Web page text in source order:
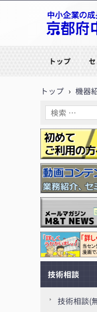
トップ
トップ › 機器
技術相談
技術相談(